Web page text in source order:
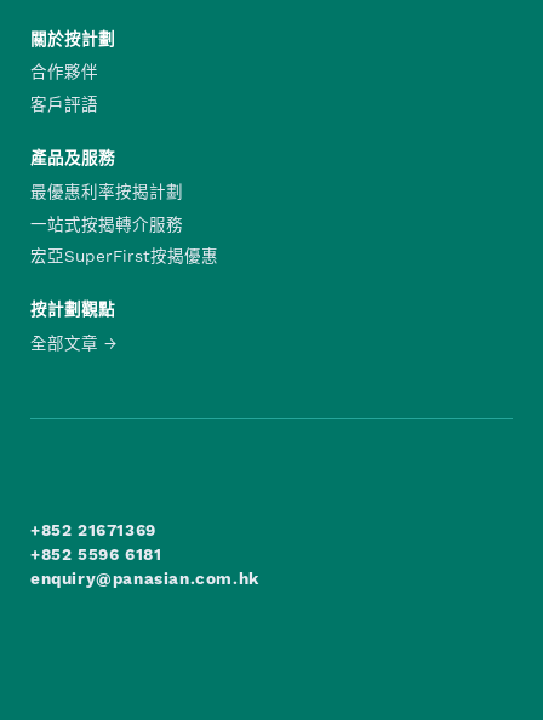
關於按計劃
合作夥伴
客戶評語
產品及服務
最優惠利率按揭計劃
一站式按揭轉介服務
宏亞SuperFirst按揭優惠
按計劃觀點
全部文章
+852 21671369
+852 5596 6181
enquiry@panasian.com.hk